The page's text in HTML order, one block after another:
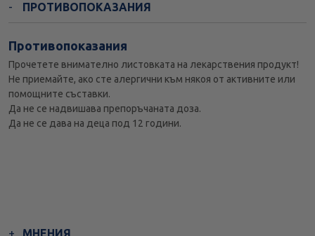
ПРОТИВОПОКАЗАНИЯ
Противопоказания
Прочетете внимателно листовката на лекарствения продукт!
Не приемайте, ако сте алергични към някоя от активните или
помощните съставки.
Да не се надвишава препоръчаната доза.
Да не се дава на деца под 12 години.